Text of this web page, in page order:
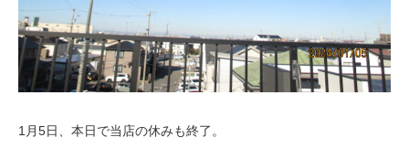
1月5日、本日で当店の休みも終了。